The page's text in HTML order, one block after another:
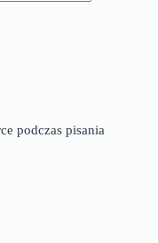
podczas pisania